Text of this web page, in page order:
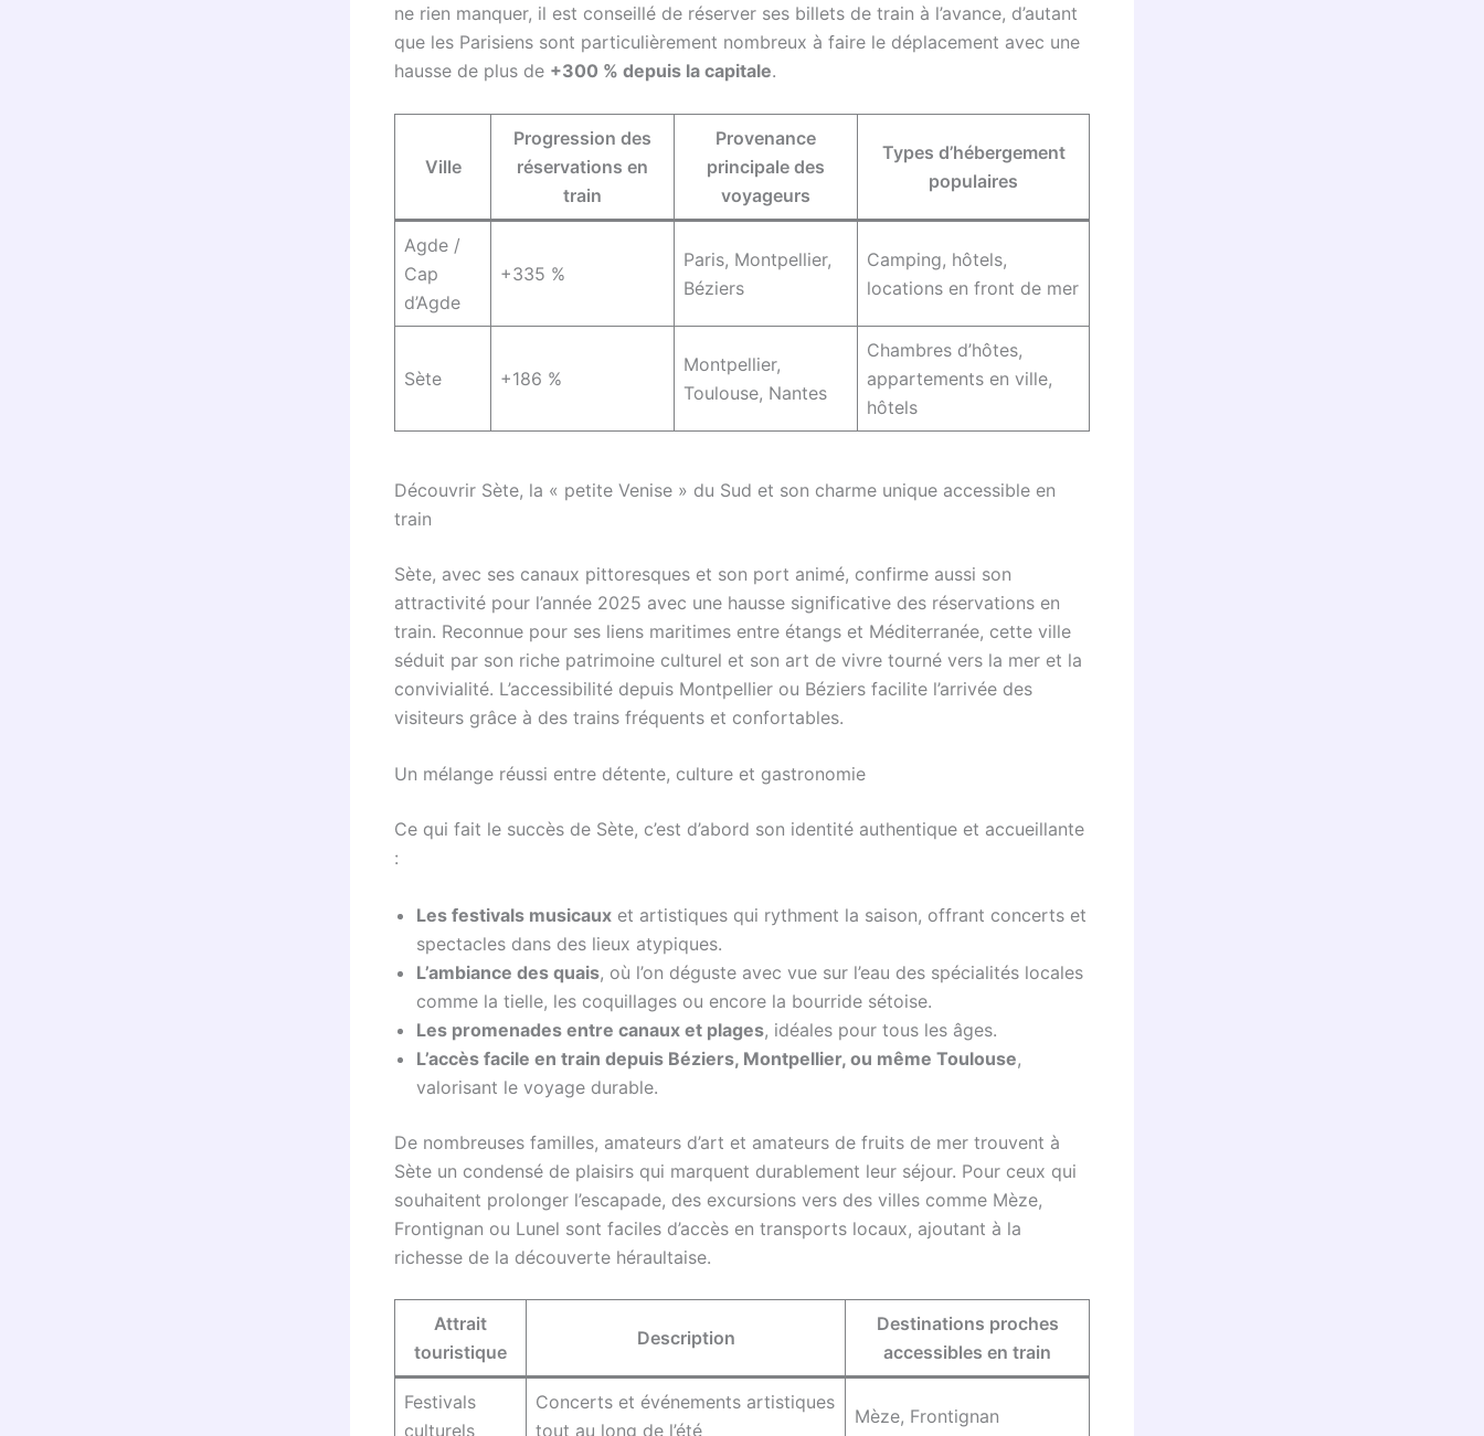
ne rien manquer, il est conseillé de réserver ses billets de train à l’avance, d’autant
que les Parisiens sont particulièrement nombreux à faire le déplacement avec une
hausse de plus de +300 % depuis la capitale.
Ville
Progression des
réservations en
train
Provenance
principale des
voyageurs
Types d’hébergement
populaires
Agde /
Cap
d’Agde
+335 %
Paris, Montpellier,
Béziers
Camping, hôtels,
locations en front de mer
Sète +186 %
Montpellier,
Toulouse, Nantes
Chambres d’hôtes,
appartements en ville,
hôtels
Découvrir Sète, la « petite Venise » du Sud et son charme unique accessible en
train
Sète, avec ses canaux pittoresques et son port animé, confirme aussi son
attractivité pour l’année 2025 avec une hausse significative des réservations en
train. Reconnue pour ses liens maritimes entre étangs et Méditerranée, cette ville
séduit par son riche patrimoine culturel et son art de vivre tourné vers la mer et la
convivialité. L’accessibilité depuis Montpellier ou Béziers facilite l’arrivée des
visiteurs grâce à des trains fréquents et confortables.
Un mélange réussi entre détente, culture et gastronomie
Ce qui fait le succès de Sète, c’est d’abord son identité authentique et accueillante
:
Les festivals musicaux et artistiques qui rythment la saison, offrant concerts et
spectacles dans des lieux atypiques.
L’ambiance des quais, où l’on déguste avec vue sur l’eau des spécialités locales
comme la tielle, les coquillages ou encore la bourride sétoise.
Les promenades entre canaux et plages, idéales pour tous les âges.
L’accès facile en train depuis Béziers, Montpellier, ou même Toulouse,
valorisant le voyage durable.
De nombreuses familles, amateurs d’art et amateurs de fruits de mer trouvent à
Sète un condensé de plaisirs qui marquent durablement leur séjour. Pour ceux qui
souhaitent prolonger l’escapade, des excursions vers des villes comme Mèze,
Frontignan ou Lunel sont faciles d’accès en transports locaux, ajoutant à la
richesse de la découverte héraultaise.
Attrait
touristique
Description
Destinations proches
accessibles en train
Festivals
culturels
Concerts et événements artistiques
tout au long de l’été
Mèze, Frontignan